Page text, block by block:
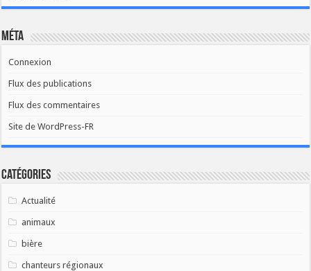
Méta
Connexion
Flux des publications
Flux des commentaires
Site de WordPress-FR
Catégories
Actualité
animaux
bière
chanteurs régionaux